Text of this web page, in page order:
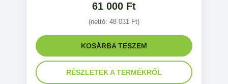
61 000 Ft
(nettó: 48 031 Ft)
KOSÁRBA TESZEM
RÉSZLETEK A TERMÉKRŐL